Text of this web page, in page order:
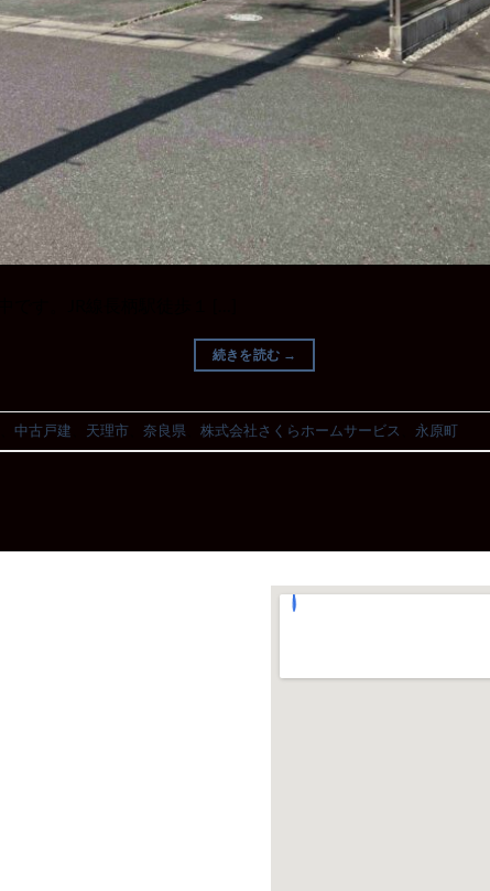
続きを読む →
、中古戸建 天理市 、奈良県 、株式会社さくらホームサービス 永原町